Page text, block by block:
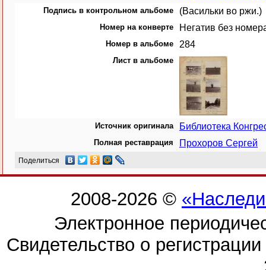
Подпись в контрольном альбоме (Васильки во ржи.)
Номер на конверте Негатив без
Номер в альбоме 284
Лист в альбоме
Источник оригинала Библиотека
Полная реставрация Прохоров Сергей
Поделиться
2008-2026 ©
Электронное
Свидетельство о